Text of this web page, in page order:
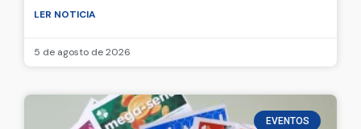
LER NOTICIA
5 de agosto de 2026
EVENTOS